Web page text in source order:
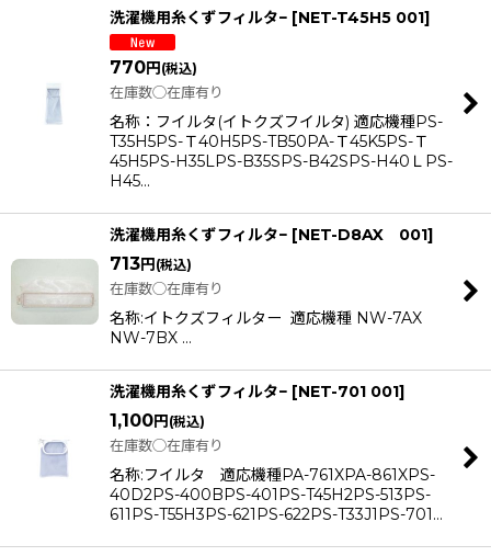
洗濯機用糸くずフィルタ− [NET-T45H5 001]
770円 (税込)
在庫数◯在庫有り
名称：フイルタ(イトクズフイルタ) 適応機種PS-
T35H5PS-Ｔ40H5PS-TB50PA-Ｔ45K5PS-Ｔ
45H5PS-H35LPS-B35SPS-B42SPS-H40ＬPS-
H45…
洗濯機用糸くずフィルタ− [NET-D8AX 001]
713円 (税込)
在庫数◯在庫有り
名称:イトクズフィルター 適応機種 NW-7AX
NW-7BX …
洗濯機用糸くずフィルタ− [NET-701 001]
1,100円 (税込)
在庫数◯在庫有り
名称:フイルタ 適応機種PA-761XPA-861XPS-
40D2PS-400BPS-401PS-T45H2PS-513PS-
611PS-T55H3PS-621PS-622PS-T33J1PS-701…